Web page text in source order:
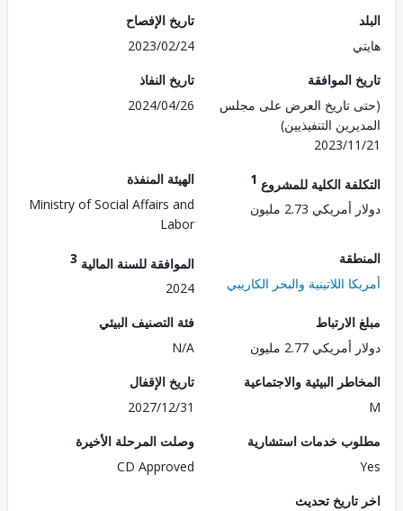
تاريخ الإفصاح
2023/02/24
الموافقة
تاريخ العرض على مجلس
التنفيذيين)
2023/
تاريخ النفاذ
2024/04/26
الكلية للمشروع1
2.73 مليون
الهيئة المنفذة
Ministry of Social Affairs and
اللاتينية والبحر الكاريبي
الموافقة للسنة المالية3
2024
2.77 مليون
فئة التصنيف البيئي
البيئية والاجتماعية
تاريخ الإقفال
2027/12/31
خدمات استشارية
وصلت المرحلة الأخيرة
CD Approved
تحديث